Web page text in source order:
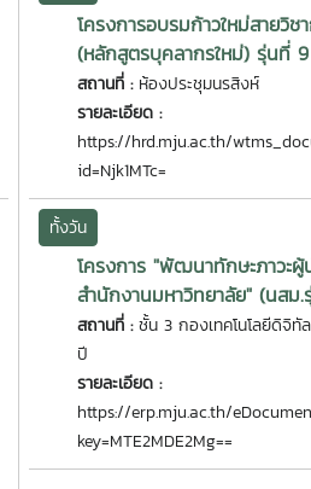
โครงการอบรมก้าวใหม่สายวิ
(หลักสูตรบุคลากรใหม่) รุ่นที่ 9
สถานที่ : ห้องประชุมนรสิงห์
รายละเอียด :
https://hrd.mju.ac.th/
id=Njk1MTc=
ทั้งวัน
โครงการ "พัฒนาทักษะภาวะ
สำนักงานมหาวิทยาลัย" (นสม.
สถานที่ :ชั้น 3 กองเทคโนโลยีดิจิ
ปี
รายละเอียด :
https://erp.mju.ac.th/
key=MTE2MDE2Mg==